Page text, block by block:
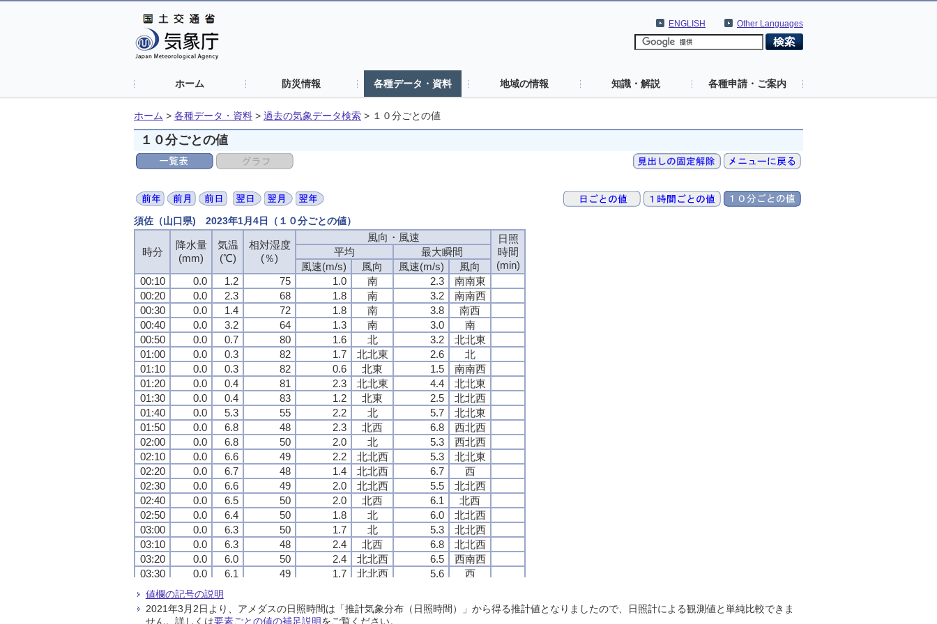
Other Languages
ENGLISH
ホーム 防災情報 各種データ・資料 地域の情報 知識・解説 各種申請・ご案内
ホーム > 各種データ・資料 > 過去の気象データ検索 > １０分ごとの値
１０分ごとの値
須佐（山口県) 2023年1月4日（１０分ごとの値）
時分
降水量
(mm)
気温
(℃)
相対湿度
(％)
風向・風速
日照
時間
(min)
平均
最大瞬間
風速(m/s)
風向 風速(m/s)
風向
00:10
0.0 1.2 75 1.0 南 2.3
南南東
00:20
0.0 2.3 68 1.8 南 3.2
南南西
00:30
0.0 1.4 72 1.8 南 3.8
南西
00:40
0.0 3.2 64 1.3 南 3.0
南
00:50
0.0 0.7 80 1.6 北 3.2
北北東
01:00
0.0 0.3 82 1.7 北北東 2.6
北
01:10
0.0 0.3 82 0.6 北東 1.5
南南西
01:20
0.0 0.4 81 2.3 北北東 4.4
北北東
01:30
0.0 0.4 83 1.2 北東 2.5
北北西
01:40
0.0 5.3 55 2.2 北 5.7
北北東
01:50
0.0 6.8 48 2.3 北西 6.8
西北西
02:00
0.0 6.8 50 2.0 北 5.3
西北西
02:10
0.0 6.6 49 2.2 北北西 5.3
北北東
02:20
0.0 6.7 48 1.4 北北西 6.7
西
02:30
0.0 6.6 49 2.0 北北西 5.5
北北西
02:40
0.0 6.5 50 2.0 北西 6.1
北西
02:50
0.0 6.4 50 1.8 北 6.0
北北西
03:00
0.0 6.3 50 1.7 北 5.3
北北西
03:10
0.0 6.3 48 2.4 北西 6.8
北北西
03:20
0.0 6.0 50 2.4 北北西 6.5
西南西
03:30
0.0 6.1 49 1.7 北北西 5.6
西
03:40
0.0
03:50
0.0 6.1 49 1.7 北 5.8
北北西
04:00
0.0 6.0 49 1.3 西北西 3.5 北北西
時分
降水量
(mm)
気温
(℃)
相対湿度
(％)
風向・風速
日照
時間
(min)
平均
最大瞬間
風速(m/s)
風向 風速(m/s)
風向
00:10
0.0 1.2 75 1.0 南 2.3
南南東
00:20
0.0 2.3 68 1.8 南 3.2
南南西
00:30
0.0 1.4 72 1.8 南 3.8
南西
00:40
0.0 3.2 64 1.3 南 3.0
南
00:50
0.0 0.7 80 1.6 北 3.2
北北東
01:00
0.0 0.3 82 1.7 北北東 2.6
北
01:10
0.0 0.3 82 0.6 北東 1.5
南南西
01:20
0.0 0.4 81 2.3 北北東 4.4
北北東
01:30
0.0 0.4 83 1.2 北東 2.5
北北西
01:40
0.0 5.3 55 2.2 北 5.7
北北東
01:50
0.0 6.8 48 2.3 北西 6.8
西北西
02:00
0.0 6.8 50 2.0 北 5.3
西北西
02:10
0.0 6.6 49 2.2 北北西 5.3
北北東
02:20
0.0 6.7 48 1.4 北北西 6.7
西
02:30
0.0 6.6 49 2.0 北北西 5.5
北北西
02:40
0.0 6.5 50 2.0 北西 6.1
北西
02:50
0.0 6.4 50 1.8 北 6.0
北北西
03:00
0.0 6.3 50 1.7 北 5.3
北北西
03:10
0.0 6.3 48 2.4 北西 6.8
北北西
03:20
0.0 6.0 50 2.4 北北西 6.5
西南西
03:30
0.0 6.1 49 1.7 北北西 5.6
西
03:40
0.0
03:50
0.0 6.1 49 1.7 北 5.8
北北西
04:00
0.0 6.0 49 1.3 西北西 3.5 北北西
時分
降水量
(mm)
気温
(℃)
相対湿度
(％)
風向・風速
日照
時間
(min)
平均
最大瞬間
風速(m/s)
風向 風速(m/s)
風向
00:10
0.0 1.2 75 1.0 南 2.3
南南東
00:20
0.0 2.3 68 1.8 南 3.2
南南西
00:30
0.0 1.4 72 1.8 南 3.8
南西
00:40
0.0 3.2 64 1.3 南 3.0
南
00:50
0.0 0.7 80 1.6 北 3.2
北北東
01:00
0.0 0.3 82 1.7 北北東 2.6
北
01:10
0.0 0.3 82 0.6 北東 1.5
南南西
01:20
0.0 0.4 81 2.3 北北東 4.4
北北東
01:30
0.0 0.4 83 1.2 北東 2.5
北北西
01:40
0.0 5.3 55 2.2 北 5.7
北北東
01:50
0.0 6.8 48 2.3 北西 6.8
西北西
02:00
0.0 6.8 50 2.0 北 5.3
西北西
02:10
0.0 6.6 49 2.2 北北西 5.3
北北東
02:20
0.0 6.7 48 1.4 北北西 6.7
西
02:30
0.0 6.6 49 2.0 北北西 5.5
北北西
02:40
0.0 6.5 50 2.0 北西 6.1
北西
02:50
0.0 6.4 50 1.8 北 6.0
北北西
03:00
0.0 6.3 50 1.7 北 5.3
北北西
03:10
0.0 6.3 48 2.4 北西 6.8
北北西
03:20
0.0 6.0 50 2.4 北北西 6.5
西南西
03:30
0.0 6.1 49 1.7 北北西 5.6
西
03:40
0.0
03:50
0.0 6.1 49 1.7 北 5.8
北北西
04:00
0.0 6.0 49 1.3 西北西 3.5 北北西
時分
降水量
(mm)
気温
(℃)
相対湿度
(％)
風向・風速
日照
時間
(min)
平均
最大瞬間
風速(m/s)
風向 風速(m/s)
風向
00:10
0.0 1.2 75 1.0 南 2.3
南南東
00:20
0.0 2.3 68 1.8 南 3.2
南南西
00:30
0.0 1.4 72 1.8 南 3.8
南西
00:40
0.0 3.2 64 1.3 南 3.0
南
00:50
0.0 0.7 80 1.6 北 3.2
北北東
01:00
0.0 0.3 82 1.7 北北東 2.6
北
01:10
0.0 0.3 82 0.6 北東 1.5
南南西
01:20
0.0 0.4 81 2.3 北北東 4.4
北北東
01:30
0.0 0.4 83 1.2 北東 2.5
北北西
01:40
0.0 5.3 55 2.2 北 5.7
北北東
01:50
0.0 6.8 48 2.3 北西 6.8
西北西
02:00
0.0 6.8 50 2.0 北 5.3
西北西
02:10
0.0 6.6 49 2.2 北北西 5.3
北北東
02:20
0.0 6.7 48 1.4 北北西 6.7
西
02:30
0.0 6.6 49 2.0 北北西 5.5
北北西
02:40
0.0 6.5 50 2.0 北西 6.1
北西
02:50
0.0 6.4 50 1.8 北 6.0
北北西
03:00
0.0 6.3 50 1.7 北 5.3
北北西
03:10
0.0 6.3 48 2.4 北西 6.8
北北西
03:20
0.0 6.0 50 2.4 北北西 6.5
西南西
03:30
0.0 6.1 49 1.7 北北西 5.6
西
03:40
0.0
03:50
0.0 6.1 49 1.7 北 5.8
北北西
04:00
0.0 6.0 49 1.3 西北西 3.5 北北西
値欄の記号の説明
2021年3月2日より、アメダスの日照時間は「推計気象分布（日照時間）」から得る推計値となりましたので、日照計による観測値と単純比較できま
せん。詳しくは要素ごとの値の補足説明をご覧ください。